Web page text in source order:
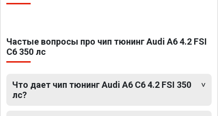
Частые вопросы про чип тюнинг Audi A6 4.2 FSI
C6 350 лс
Что дает чип тюнинг Audi A6 C6 4.2 FSI 350
лс?